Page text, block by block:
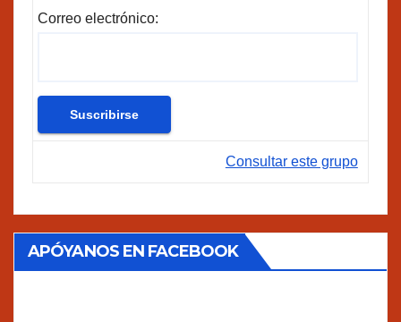
Correo electrónico:
Consultar este grupo
APÓYANOS EN FACEBOOK